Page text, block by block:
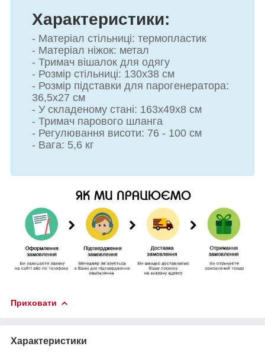
Характеристики:
- Матеріал стільниці: термопластик
- Матеріал ніжок: метал
- Тримач вішалок для одягу
- Розмір стільниці: 130х38 см
- Розмір підставки для парогенератора:
36,5х27 см
- У складеному стані: 163х49х8 см
- Тримач парового шланга
- Регулювання висоти: 76 - 100 см
- Вага: 5,6 кг
Приховати
Характеристики